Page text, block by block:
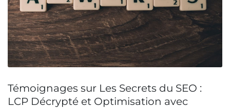
Témoignages sur Les Secrets du SEO :
LCP Décrypté et Optimisation avec